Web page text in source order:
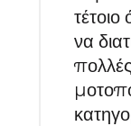
να